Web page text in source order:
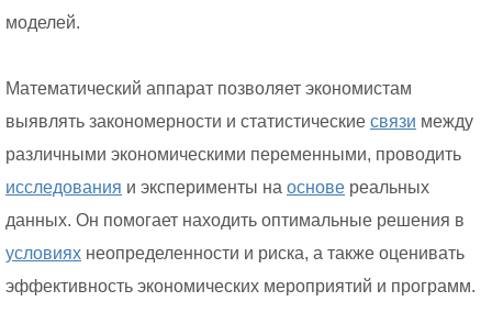
моделей.
Математический аппарат позволяет экономистам
выявлять закономерности и статистические связи между
различными экономическими переменными, проводить
исследования и эксперименты на основе реальных
данных. Он помогает находить оптимальные решения в
условиях неопределенности и риска, а также оценивать
эффективность экономических мероприятий и программ.